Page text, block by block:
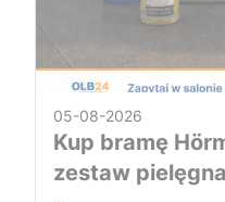
05-08-2026
Kup bramę
zestaw
…